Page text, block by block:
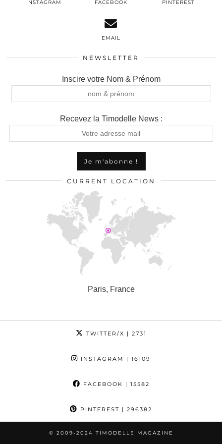
INSTAGRAM FACEBOOK PINTEREST
EMAIL
NEWSLETTER
Inscire votre Nom & Prénom
Recevez la Timodelle News :
CURRENT LOCATION
Paris, France
TWITTER/X | 2731
INSTAGRAM | 16109
FACEBOOK | 15582
PINTEREST | 296382
© 2009-2024 TIMODELLE MAGAZINE